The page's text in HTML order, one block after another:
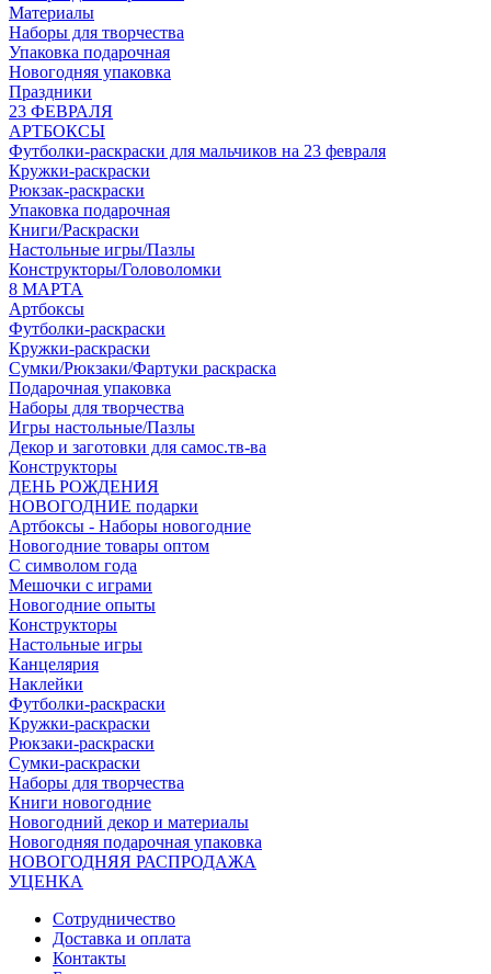
Материалы
Наборы для творчества
Упаковка подарочная
Новогодняя упаковка
Праздники
23 ФЕВРАЛЯ
АРТБОКСЫ
Футболки-раскраски для мальчиков на 23 февраля
Кружки-раскраски
Рюкзак-раскраски
Упаковка подарочная
Книги/Раскраски
Настольные игры/Пазлы
Конструкторы/Головоломки
8 МАРТА
Артбоксы
Футболки-раскраски
Кружки-раскраски
Сумки/Рюкзаки/Фартуки раскраска
Подарочная упаковка
Наборы для творчества
Игры настольные/Пазлы
Декор и заготовки для самос.тв-ва
Конструкторы
ДЕНЬ РОЖДЕНИЯ
НОВОГОДНИЕ подарки
Артбоксы - Наборы новогодние
Новогодние товары оптом
С символом года
Мешочки с играми
Новогодние опыты
Конструкторы
Настольные игры
Канцелярия
Наклейки
Футболки-раскраски
Кружки-раскраски
Рюкзаки-раскраски
Сумки-раскраски
Наборы для творчества
Книги новогодние
Новогодний декор и материалы
Новогодняя подарочная упаковка
НОВОГОДНЯЯ РАСПРОДАЖА
УЦЕНКА
Сотрудничество
Доставка и оплата
Контакты